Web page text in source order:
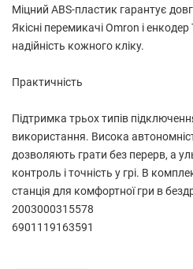
Міцний ABS-пластик гарантує
Якісні перемикачі Omron і
надійність кожного кліку.
Практичність
Підтримка трьох типів
використання. Висока
дозволяють грати без перерв, а
контроль і точність у грі. В
станція для комфортної гри в
2003000315578
6901119163591